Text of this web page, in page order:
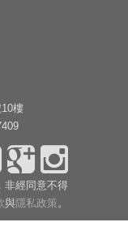
樓
非經同意不得
與隱私政策。